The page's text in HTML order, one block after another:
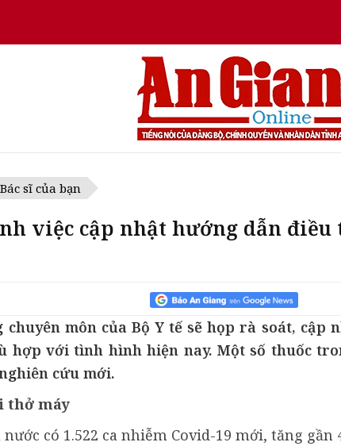
Bác sĩ của bạn
việc cập nhật hướng dẫn
môn của Bộ Y tế sẽ họp rà soát, cập
hợp với tình hình hiện nay. Một số thuốc
cứu mới.
thở máy
nước có 1.522 ca nhiễm Covid-19 mới, tăng gần